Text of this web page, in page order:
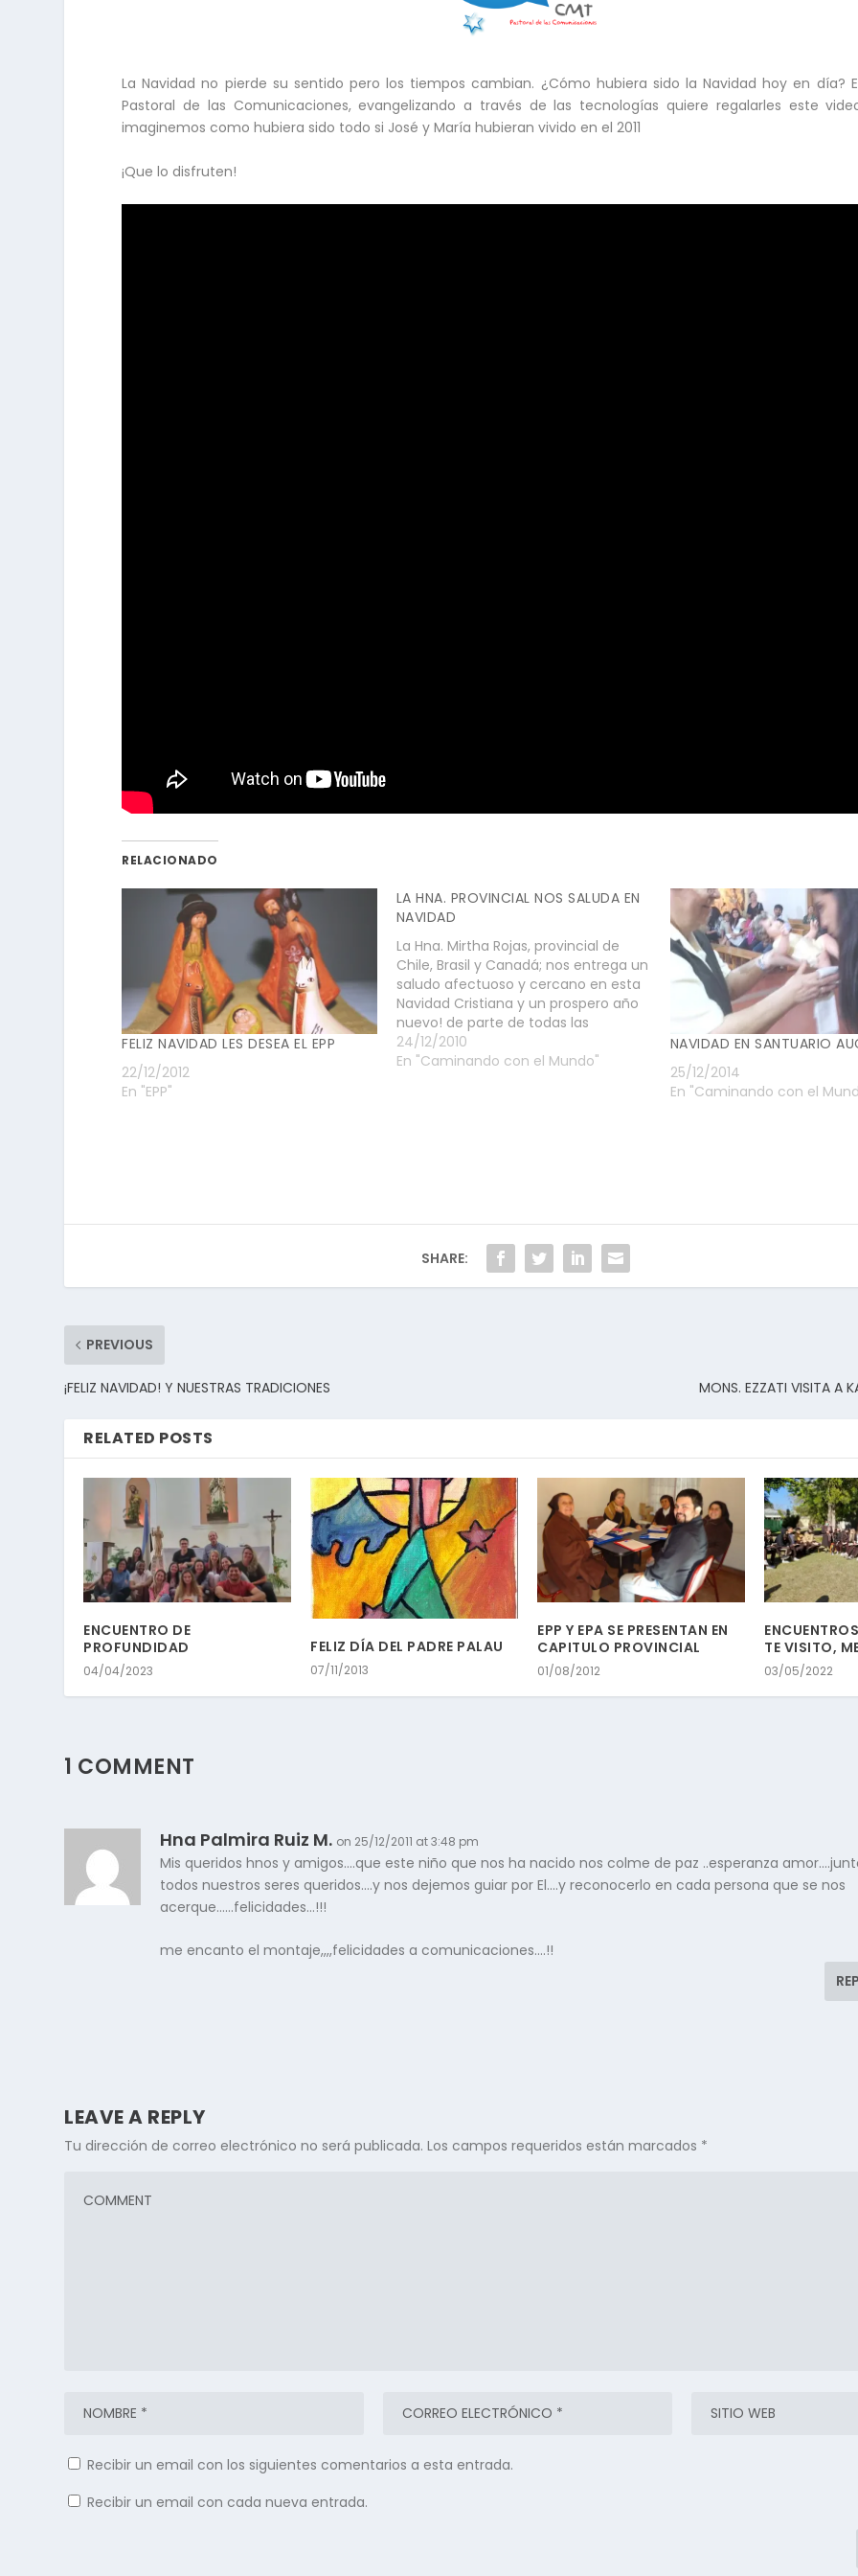
La Navidad no pierde su sentido pero los tiempos cambian. ¿Cómo hubiera sido la Navidad hoy en día?
Pastoral de las Comunicaciones, evangelizando a través de las tecnologías quiere regalarles este
imaginemos como hubiera sido todo si José y María hubieran vivido en el 2011
¡Que lo disfruten!
RELACIONADO
FELIZ NAVIDAD LES DESEA EL EPP
22/12/2012
En "EPP"
LA HNA. PROVINCIAL NOS SALUDA EN
NAVIDAD
La Hna. Mirtha Rojas, provincial de
Chile, Brasil y Canadá; nos entrega un
saludo afectuoso y cercano en esta
Navidad Cristiana y un prospero año
nuevo! de parte de todas las
carmelitas misioneras teresianas.
24/12/2010
En "Caminando con el Mundo"
NAVIDAD EN SANTUARIO
25/12/2014
En "Caminando con el
SHARE:
PREVIOUS
¡FELIZ NAVIDAD! Y NUESTRAS TRADICIONES MONS. EZZATI VISITA A
RELATED POSTS
ENCUENTRO DE
PROFUNDIDAD
04/04/2023
FELIZ DÍA DEL PADRE PALAU
07/11/2013
EPP Y EPA SE PRESENTAN EN
CAPITULO PROVINCIAL
01/08/2012
TE VISITO,
03/05/2022
1 COMMENT
Hna Palmira Ruiz M. on 25/12/2011 at 3:48 pm
Mis queridos hnos y amigos….que este niño que nos ha nacido nos colme de paz ..esperanza
todos nuestros seres queridos….y nos dejemos guiar por El….y reconocerlo en cada persona que se nos
acerque……felicidades…!!!
me encanto el montaje,,,,felicidades a comunicaciones….!!
LEAVE A REPLY
Tu dirección de correo electrónico no será publicada. Los campos requeridos están marcados *
Recibir un email con los siguientes comentarios a esta entrada.
Recibir un email con cada nueva entrada.